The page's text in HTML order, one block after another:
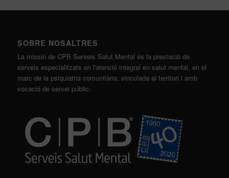
SOBRE NOSALTRES
La missió de CPB Serveis Salut Mental és la prestació de
serveis especialitzats en l'atenció integral en salut mental, en el
marc de la psiquiatria comunitària, vinculada al territori i amb
vocació de servei públic.